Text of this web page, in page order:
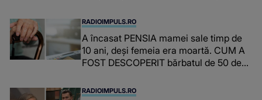
RADIOIMPULS.RO
A încasat PENSIA mamei sale timp de
10 ani, deși femeia era moartă. CUM A
FOST DESCOPERIT bărbatul de 50 de
obținuți? SUMA E COLOSALĂ
RADIOIMPULS.RO